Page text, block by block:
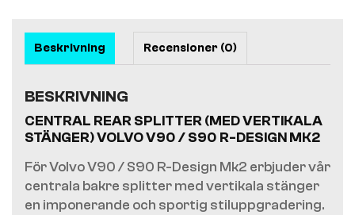
Beskrivning Recensioner (0)
BESKRIVNING
CENTRAL REAR SPLITTER (MED VERTIKALA
STÄNGER) VOLVO V90 / S90 R-DESIGN MK2
För Volvo V90 / S90 R-Design Mk2 erbjuder vår
centrala bakre splitter med vertikala stänger
en imponerande och sportig stiluppgradering.